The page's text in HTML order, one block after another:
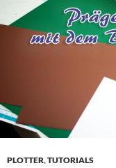
PLOTTER,TUTORIALS